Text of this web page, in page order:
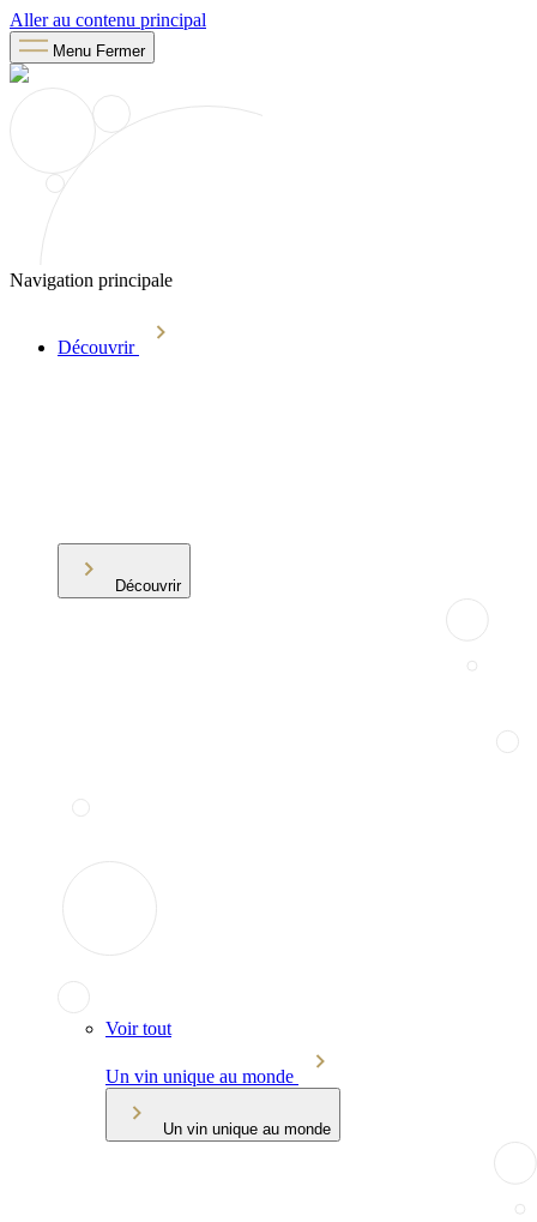
Aller au contenu principal
Menu Fermer
Navigation principale
Découvrir
Découvrir
Voir tout
Un vin unique au monde
Un vin unique au monde